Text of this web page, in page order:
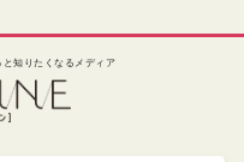
知りたくなるメディア